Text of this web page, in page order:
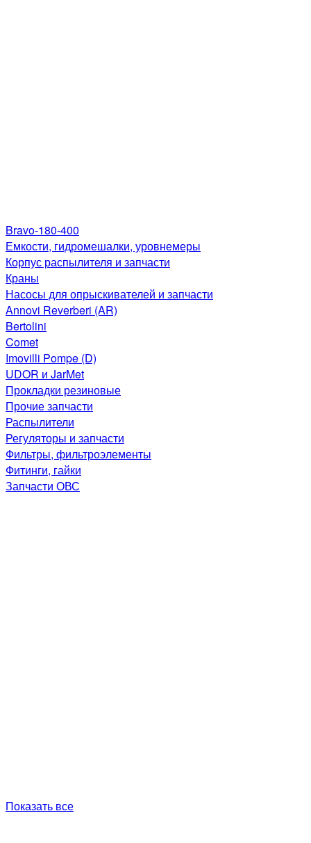
Bravo-180-400
Емкости, гидромешалки, уровнемеры
Корпус распылителя и запчасти
Краны
Насосы для опрыскивателей и запчасти
Annovi Reverberi (AR)
Bertolini
Comet
Imovilli Pompe (D)
UDOR и JarMet
Прокладки резиновые
Прочие запчасти
Распылители
Регуляторы и запчасти
Фильтры, фильтроэлементы
Фитинги, гайки
Запчасти ОВС
Показать все